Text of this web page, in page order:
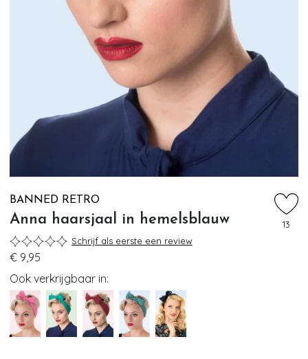
BANNED RETRO
Anna haarsjaal in hemelsblauw
13
Schrijf als eerste een review
€ 9,95
Ook verkrijgbaar in: